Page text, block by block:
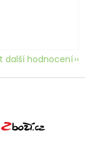
další hodnocení